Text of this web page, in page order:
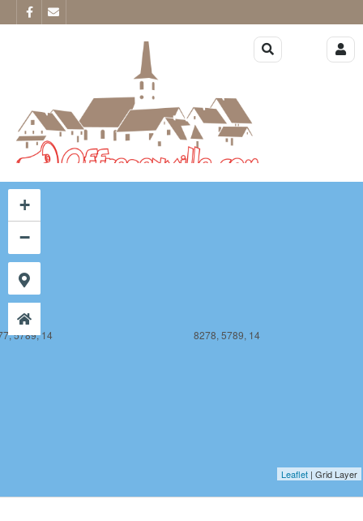
5788, 14 8278, 5788, 14
5789, 14 8278, 5789, 14
+
−
Leaflet | Grid Layer